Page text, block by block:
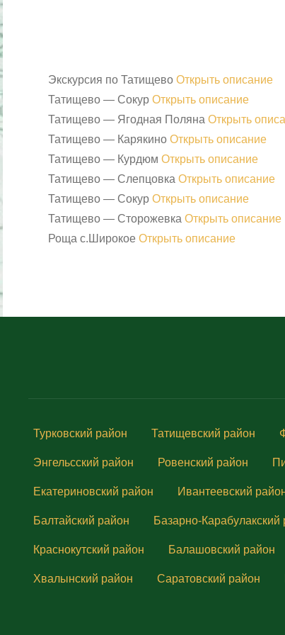
Экскурсия по Татищево Открыть описание
Татищево — Сокур Открыть описание
Татищево — Ягодная Поляна Открыть
Татищево — Карякино Открыть описание
Татищево — Курдюм Открыть описание
Татищево — Слепцовка Открыть описание
Татищево — Сокур Открыть описание
Татищево — Сторожевка Открыть описание
Роща с.Широкое Открыть описание
Турковский район Татищевский район
Энгельсский район Ровенский район
Екатериновский район Ивантеевский
Балтайский район Базарно-Карабулакский
Краснокутский район Балашовский район
Хвалынский район Саратовский район